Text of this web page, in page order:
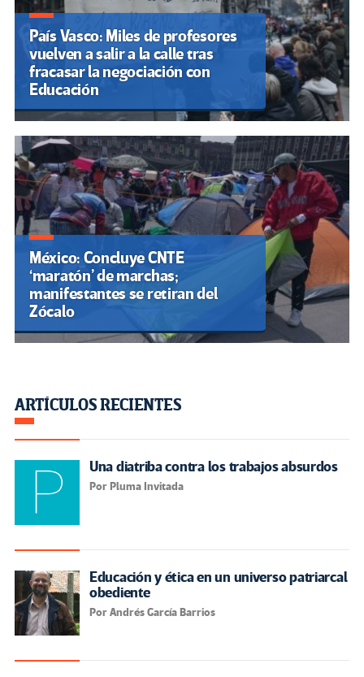
País Vasco: Miles de profesores
vuelven a salir a la calle tras
fracasar la negociación con
Educación
México: Concluye CNTE
‘maratón’ de marchas;
manifestantes se retiran del
Zócalo
ARTÍCULOS RECIENTES
Una diatriba contra los trabajos absurdos
Por Pluma Invitada
Educación y ética en un universo patriarcal
obediente
Por Andrés García Barrios